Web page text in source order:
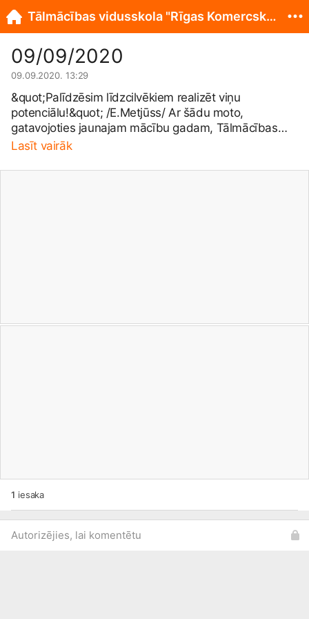
09/09/2020
09.09.2020. 13:29
&quot;Palīdzēsim līdzcilvēkiem realizēt viņu
potenciālu!&quot; /E.Metjūss/ Ar šādu moto,
gatavojoties jaunajam mācību gadam, Tālmācības
vidusskolas &quot;Rīgas Komercskola&quot; pedagogi
Lasīt vairāk
1 iesaka
Autorizējies, lai komentētu
Tālmācības vidusskola "Rīgas Komercskola"